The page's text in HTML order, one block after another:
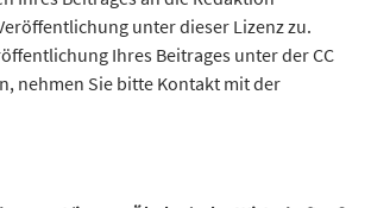
unter dieser Lizenz zu.
Ihres Beitrages unter der CC
nehmen Sie bitte Kontakt mit der